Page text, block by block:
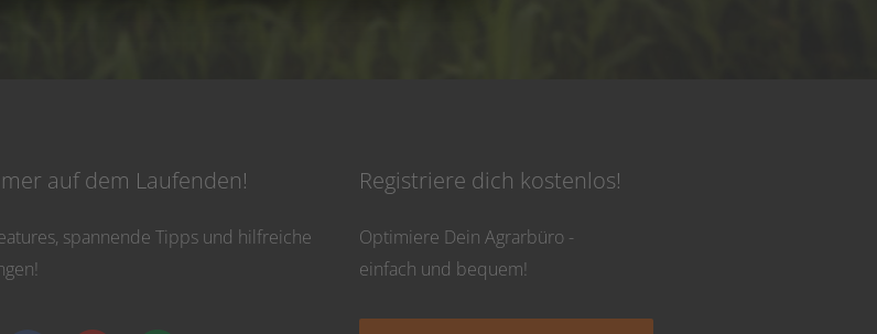
auf dem Laufenden!
spannende Tipps und hilfreiche
Registriere dich kostenlos!
Optimiere Dein Agrarbüro -
einfach und bequem!